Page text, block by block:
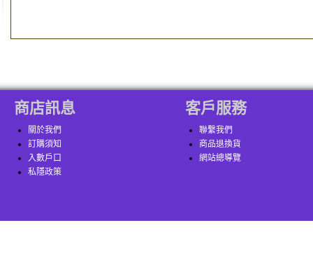
商店訊息
關於我們
訂購須知
入數戶口
私隱政策
客戶服務
聯繫我們
商品退換貨
網站總導覽